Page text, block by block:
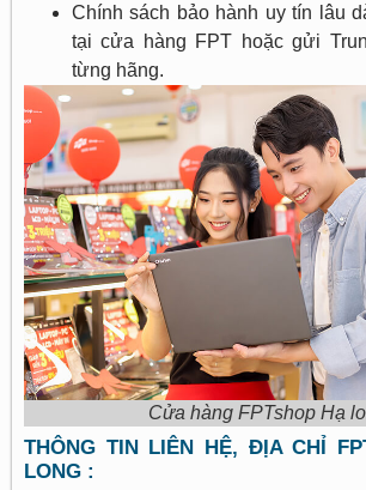
Chính sách bảo hành uy tín lâu
tại cửa hàng FPT hoặc gửi
từng hãng.
Cửa hàng FPTshop Hạ
THÔNG TIN LIÊN HỆ, ĐỊA CHỈ
LONG :